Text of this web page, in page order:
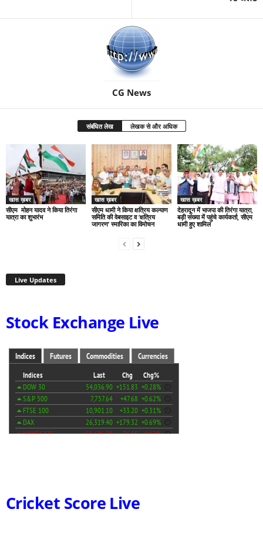
CG News
संबंधित लेख लेखक से और अधिक
खास ख़बर
सीएम मोहन यादव ने किया तिरंगा
यात्रा का शुभारंभ
खास ख़बर
सीएम धामी ने किया क्षत्रिय कल्याण
समिति की वेबसाइट व ‘क्षत्रिय
जागरण’ स्मारिका का विमोचन
खास ख़बर
देहरादून में भाजपा की तिरंगा यात्रा,
बड़ी संख्या में पहुंचे कार्यकर्ता, सीएम
धामी हुए शामिल
Live Updates
Stock Exchange Live
Cricket Score Live